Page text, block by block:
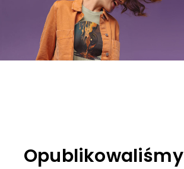
Opublikowaliśmy